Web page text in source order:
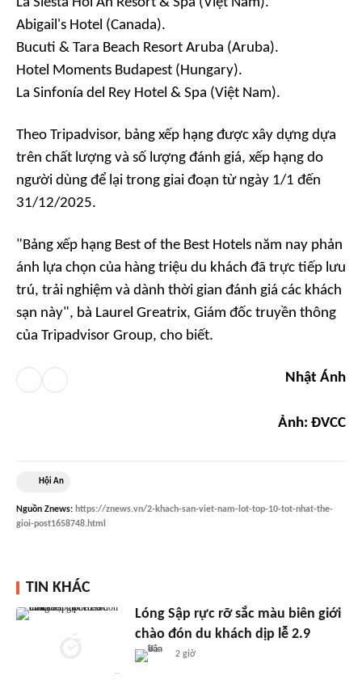
Abigail's Hotel (Canada).
Bucuti & Tara Beach Resort Aruba (Aruba).
Hotel Moments Budapest (Hungary).
La Sinfonía del Rey Hotel & Spa (Việt Nam).
Theo Tripadvisor, bảng xếp hạng được xây dựng dựa
trên chất lượng và số lượng đánh giá, xếp hạng do
người dùng để lại trong giai đoạn từ ngày 1/1 đến
31/12/2025.
"Bảng xếp hạng Best of the Best Hotels năm nay phản
ánh lựa chọn của hàng triệu du khách đã trực tiếp lưu
trú, trải nghiệm và dành thời gian đánh giá các khách
sạn này", bà Laurel Greatrix, Giám đốc truyền thông
của Tripadvisor Group, cho biết.
Nhật Ánh
Ảnh: ĐVCC
Hội An
Nguồn Znews: https://znews.vn/2-khach-san-viet-nam-lot-top-10-tot-nhat-the-
gioi-post1658748.html
TIN KHÁC
Lóng Sập rực rỡ sắc màu biên giới
chào đón du khách dịp lễ 2.9
2 giờ